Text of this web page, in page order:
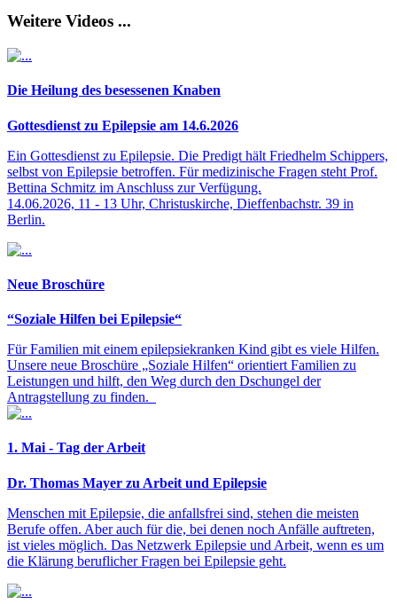
Weitere Videos ...
Die Heilung des besessenen Knaben
Gottesdienst zu Epilepsie am 14.6.2026
Ein Gottesdienst zu Epilepsie. Die Predigt hält Friedhelm Schippers,
selbst von Epilepsie betroffen. Für medizinische Fragen steht Prof.
Bettina Schmitz im Anschluss zur Verfügung.
14.06.2026, 11 - 13 Uhr, Christuskirche, Dieffenbachstr. 39 in
Berlin.
Neue Broschüre
“Soziale Hilfen bei Epilepsie“
Für Familien mit einem epilepsiekranken Kind gibt es viele Hilfen.
Unsere neue Broschüre „Soziale Hilfen“ orientiert Familien zu
Leistungen und hilft, den Weg durch den Dschungel der
Antragstellung zu finden.
1. Mai - Tag der Arbeit
Dr. Thomas Mayer zu Arbeit und Epilepsie
Menschen mit Epilepsie, die anfallsfrei sind, stehen die meisten
Berufe offen. Aber auch für die, bei denen noch Anfälle auftreten,
ist vieles möglich. Das Netzwerk Epilepsie und Arbeit, wenn es um
die Klärung beruflicher Fragen bei Epilepsie geht.